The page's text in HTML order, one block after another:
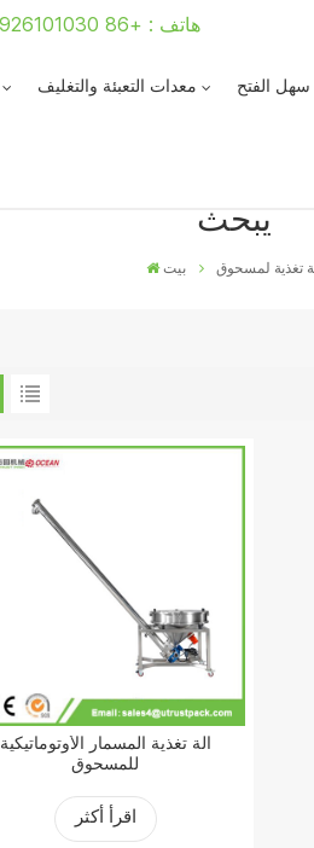
هاتف : +86 13926101030
معدات التعبئة والتغليف سهل الفتح
يبحث
بيت تغذية لمسحوق
آلة تغذية المسمار الأوتوماتيكية
للمسحوق
اقرأ أكثر